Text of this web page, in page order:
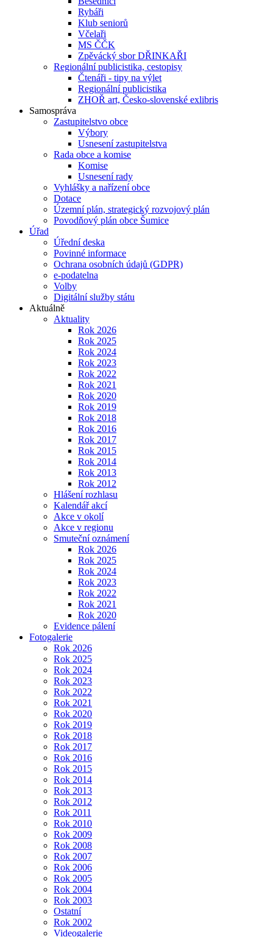
Rybáři
Klub seniorů
Včelaři
MS ČČK
Zpěvácký sbor DŘINKAŘI
Regionální publicistika, cestopisy
Čtenáři - tipy na výlet
Regionální publicistika
ZHOŘ art, Česko-slovenské exlibris
Samospráva
Zastupitelstvo obce
Výbory
Usnesení zastupitelstva
Rada obce a komise
Komise
Usnesení rady
Vyhlášky a nařízení obce
Dotace
Územní plán, strategický rozvojový plán
Povodňový plán obce Šumice
Úřad
Úřední deska
Povinné informace
Ochrana osobních údajů (GDPR)
e-podatelna
Volby
Digitální služby státu
Aktuálně
Aktuality
Rok 2026
Rok 2025
Rok 2024
Rok 2023
Rok 2022
Rok 2021
Rok 2020
Rok 2019
Rok 2018
Rok 2016
Rok 2017
Rok 2015
Rok 2014
Rok 2013
Rok 2012
Hlášení rozhlasu
Kalendář akcí
Akce v okolí
Akce v regionu
Smuteční oznámení
Rok 2026
Rok 2025
Rok 2024
Rok 2023
Rok 2022
Rok 2021
Rok 2020
Evidence pálení
Fotogalerie
Rok 2026
Rok 2025
Rok 2024
Rok 2023
Rok 2022
Rok 2021
Rok 2020
Rok 2019
Rok 2018
Rok 2017
Rok 2016
Rok 2015
Rok 2014
Rok 2013
Rok 2012
Rok 2011
Rok 2010
Rok 2009
Rok 2008
Rok 2007
Rok 2006
Rok 2005
Rok 2004
Rok 2003
Ostatní
Rok 2002
Videogalerie